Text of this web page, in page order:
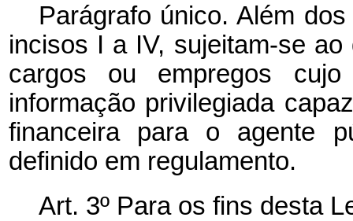
Parágrafo único. Além
incisos I a IV, sujeitam-se
cargos ou empregos
informação privilegiada
financeira para o agente
definido em regulamento.
Art. 3º Para os fins desta